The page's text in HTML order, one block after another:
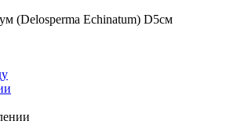
(Delosperma Echinatum) D5см